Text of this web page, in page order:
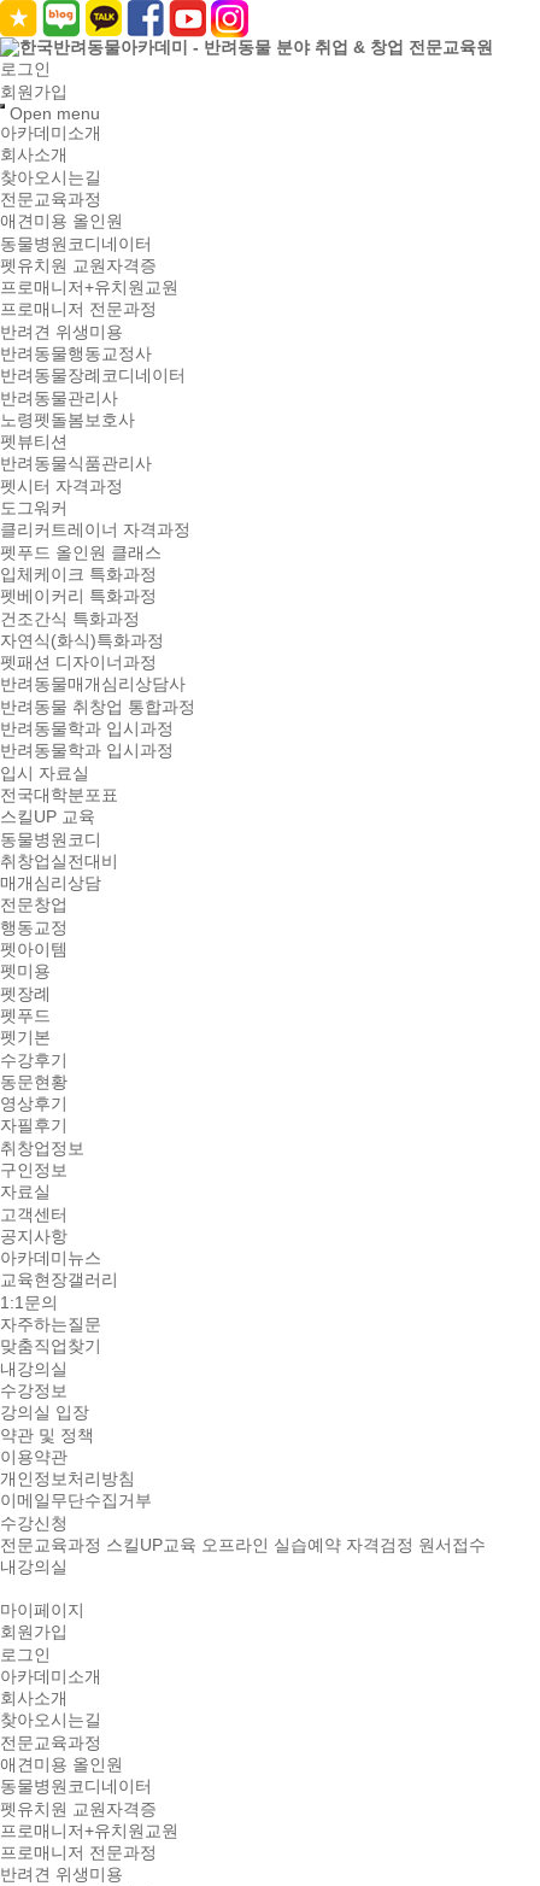
로그인
회원가입
Open menu
아카데미소개
회사소개
찾아오시는길
전문교육과정
애견미용 올인원
동물병원코디네이터
펫유치원 교원자격증
프로매니저+유치원교원
프로매니저 전문과정
반려견 위생미용
반려동물행동교정사
반려동물장례코디네이터
반려동물관리사
노령펫돌봄보호사
펫뷰티션
반려동물식품관리사
펫시터 자격과정
도그워커
클리커트레이너 자격과정
펫푸드 올인원 클래스
입체케이크 특화과정
펫베이커리 특화과정
건조간식 특화과정
자연식(화식)특화과정
펫패션 디자이너과정
반려동물매개심리상담사
반려동물 취창업 통합과정
반려동물학과 입시과정
반려동물학과 입시과정
입시 자료실
전국대학분포표
스킬UP 교육
동물병원코디
취창업실전대비
매개심리상담
전문창업
행동교정
펫아이템
펫미용
펫장례
펫푸드
펫기본
수강후기
동문현황
영상후기
자필후기
취창업정보
구인정보
자료실
고객센터
공지사항
아카데미뉴스
교육현장갤러리
1:1문의
자주하는질문
맞춤직업찾기
내강의실
수강정보
강의실 입장
약관 및 정책
이용약관
개인정보처리방침
이메일무단수집거부
수강신청
전문교육과정 스킬UP교육 오프라인 실습예약 자격검정 원서접수
내강의실
마이페이지
회원가입
로그인
아카데미소개
회사소개
찾아오시는길
전문교육과정
애견미용 올인원
동물병원코디네이터
펫유치원 교원자격증
프로매니저+유치원교원
프로매니저 전문과정
반려견 위생미용